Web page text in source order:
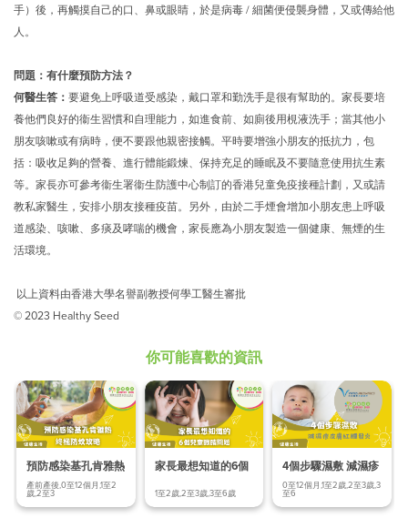
手）後，再觸摸自己的口、鼻或眼睛，於是病毒 / 細菌便侵襲身體，又或傳給他
人。
問題：有什麼預防方法？
何醫生答： 要避免上呼吸道受感染，戴口罩和勤洗手是很有幫助的。家長要培
養他們良好的衞生習慣和自理能力，如進食前、如廁後用梘液洗手；當其他小
朋友咳嗽或有病時，便不要跟他親密接觸。平時要增強小朋友的抵抗力，包
括：吸收足夠的營養、進行體能鍛煉、保持充足的睡眠及不要隨意使用抗生素
等。家長亦可參考衞生署衞生防護中心制訂的香港兒童免疫接種計劃，又或請
教私家醫生，安排小朋友接種疫苗。另外，由於二手煙會增加小朋友患上呼吸
道感染、咳嗽、多痰及哮喘的機會，家長應為小朋友製造一個健康、無煙的生
活環境。
以上資料由香港大學名譽副教授何學工醫生審批
© 2023 Healthy Seed
你可能喜歡的資訊
預防感染基孔肯雅熱
終極防蚊
產前產後,0至12個月,1至2
歲,2至3
家長最想知道的6個
1至2歲,2至3歲,3至6歲
4個步驟濕敷 減濕疹
皮膚紅腫發炎
0至12個月,1至2歲,2至3歲,3
至6